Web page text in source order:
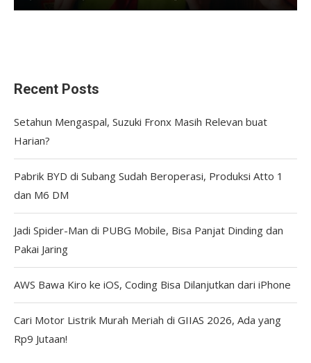
Recent Posts
Setahun Mengaspal, Suzuki Fronx Masih Relevan buat
Harian?
Pabrik BYD di Subang Sudah Beroperasi, Produksi Atto 1
dan M6 DM
Jadi Spider-Man di PUBG Mobile, Bisa Panjat Dinding dan
Pakai Jaring
AWS Bawa Kiro ke iOS, Coding Bisa Dilanjutkan dari iPhone
Cari Motor Listrik Murah Meriah di GIIAS 2026, Ada yang
Rp9 Jutaan!